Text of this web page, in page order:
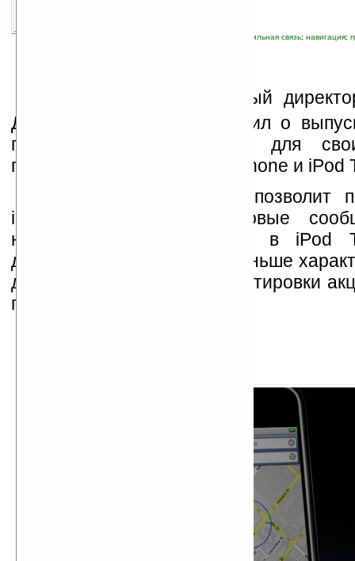
мобильная связь; навигация;
а днях исполнительный
Джобс (Steve Jobs) сообщил о
программного обновления для
популярных устройств — iPhone и iPod
Установка обновления позволит
iPhone отправлять текстовые
нескольким абонентам, а в iPod
доступными программы, раньше
для iPhone: почта, карты, котировки
прогнозы погоды.